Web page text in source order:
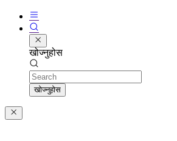
खोज्नुहोस
Search
खोज्नुहोस